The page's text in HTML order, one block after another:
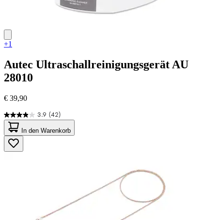
+1
Autec Ultraschallreinigungsgerät AU
28010
€ 39,90
3.9 (42)
3.9
von
5
Sternen.
42
In den Warenkorb